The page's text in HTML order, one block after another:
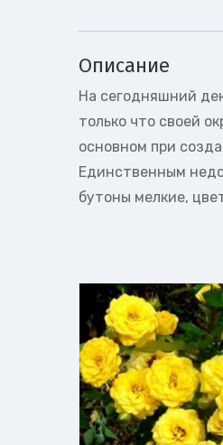
Описание
На сегодняшний
только что своей
основном при
Единственным
бутоны мелкие,